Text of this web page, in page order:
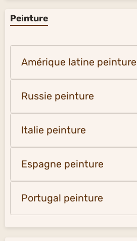
Peinture
Amérique latine peinture
Russie peinture
Italie peinture
Espagne peinture
Portugal peinture